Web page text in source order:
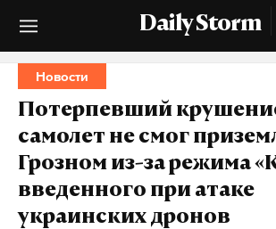
Daily Storm
Новости
Потерпевший
самолет не смог
Грозном из-за режима
введенного при атаке
украинских дронов